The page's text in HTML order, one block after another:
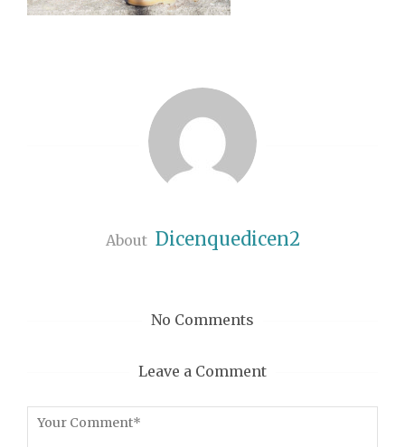
About Dicenquedicen2
No Comments
Leave a Comment